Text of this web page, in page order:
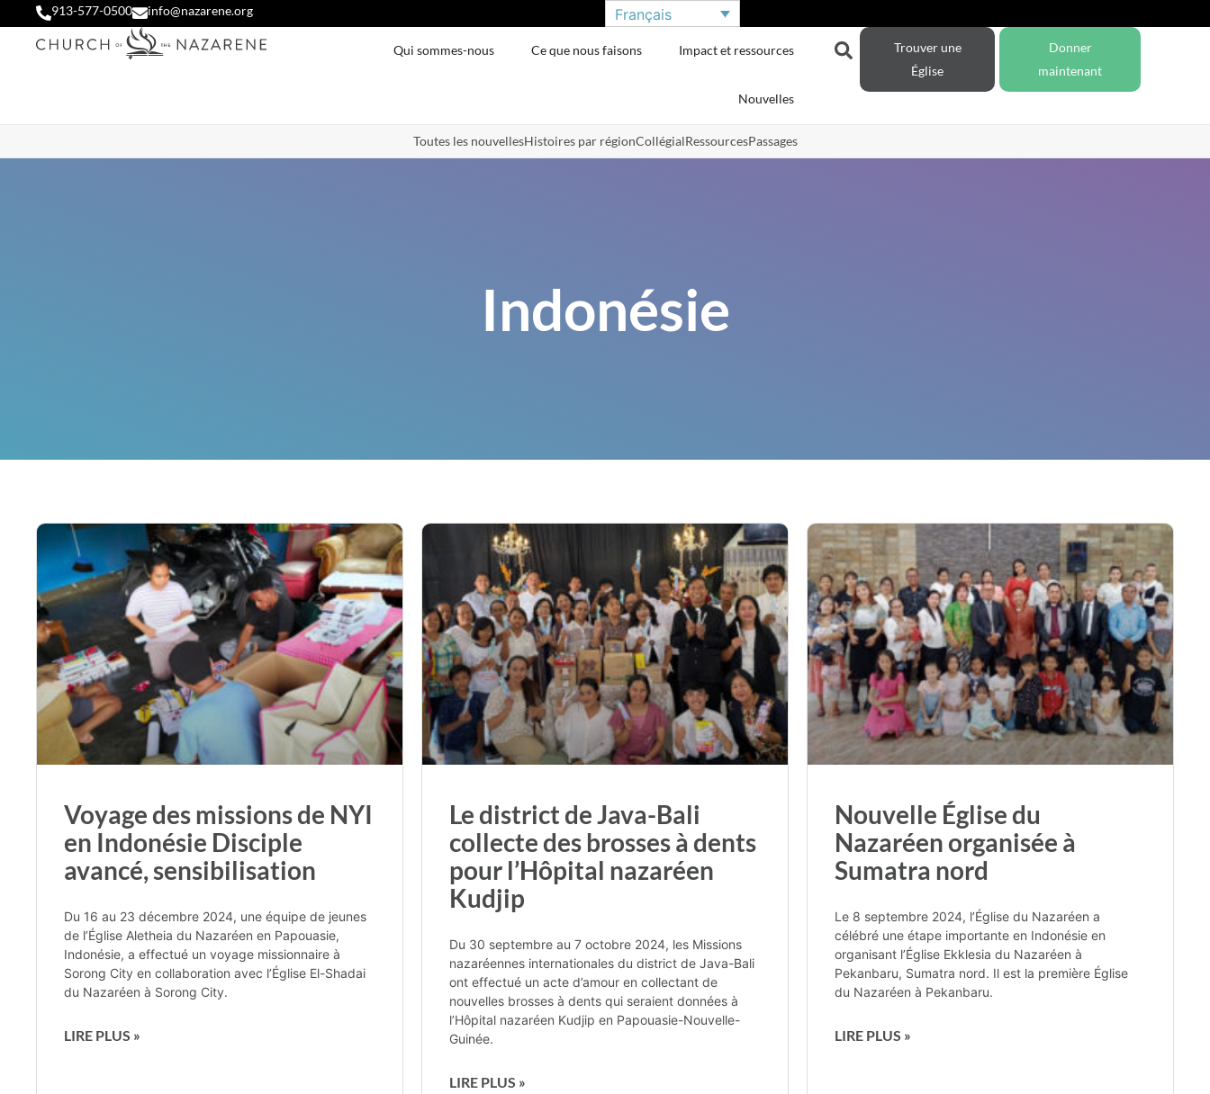
913-577-0500 info@nazarene.org Français
Qui sommes-nous Ce que nous faisons Impact et ressources
Nouvelles
Trouver une
Église
Donner
maintenant
Toutes les nouvellesHistoires par régionCollégialRessourcesPassages
Indonésie
Voyage des missions de NYI
en Indonésie Disciple
avancé, sensibilisation
Du 16 au 23 décembre 2024, une équipe de jeunes
de l’Église Aletheia du Nazaréen en Papouasie,
Indonésie, a effectué un voyage missionnaire à
Sorong City en collaboration avec l’Église El-Shadai
du Nazaréen à Sorong City.
LIRE PLUS »
Le district de Java-Bali
collecte des brosses à dents
pour l’Hôpital nazaréen
Kudjip
Du 30 septembre au 7 octobre 2024, les Missions
nazaréennes internationales du district de Java-Bali
ont effectué un acte d’amour en collectant de
nouvelles brosses à dents qui seraient données à
l’Hôpital nazaréen Kudjip en Papouasie-Nouvelle-
Guinée.
LIRE PLUS »
Nouvelle Église du
Nazaréen organisée à
Sumatra nord
Le 8 septembre 2024, l’Église du Nazaréen a
célébré une étape importante en Indonésie en
organisant l’Église Ekklesia du Nazaréen à
Pekanbaru, Sumatra nord. Il est la première Église
du Nazaréen à Pekanbaru.
LIRE PLUS »